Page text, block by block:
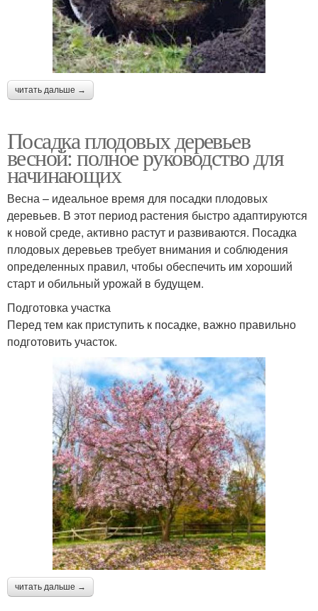
читать дальше →
Посадка плодовых деревьев
весной: полное руководство для
начинающих
Весна – идеальное время для посадки плодовых
деревьев. В этот период растения быстро адаптируются
к новой среде, активно растут и развиваются. Посадка
плодовых деревьев требует внимания и соблюдения
определенных правил, чтобы обеспечить им хороший
старт и обильный урожай в будущем.
Подготовка участка
Перед тем как приступить к посадке, важно правильно
подготовить участок.
читать дальше →